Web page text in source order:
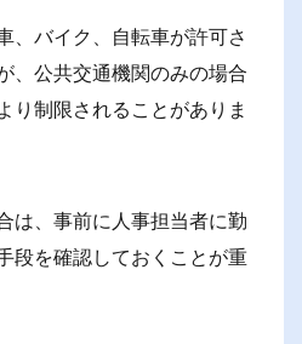
、バイク、自転車が許可さ
、公共交通機関のみの場合
り制限されることがありま
は、事前に人事担当者に勤
段を確認しておくことが重